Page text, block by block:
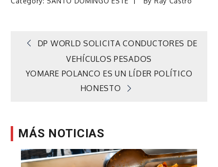
Navegación
de
DP WORLD SOLICITA CONDUCTORES DE
VEHÍCULOS PESADOS
YOMARE POLANCO ES UN LÍDER POLÍTICO
HONESTO
MÁS NOTICIAS